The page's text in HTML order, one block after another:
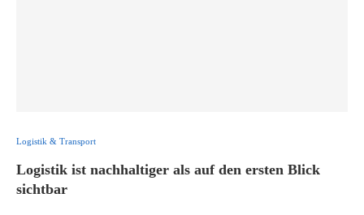
Logistik & Transport
Logistik ist nachhaltiger als auf den ersten Blick
sichtbar